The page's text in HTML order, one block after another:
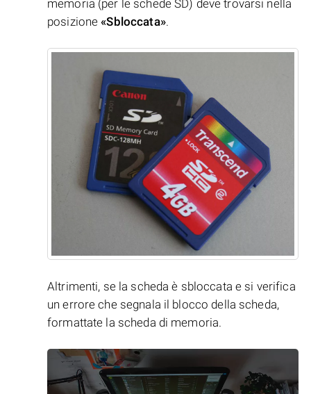
memoria (per le schede SD) deve trovarsi nella
posizione«Sbloccata».
Altrimenti, se la scheda è sbloccata e si verifica
un errore che segnala il blocco della scheda,
formattate la scheda di memoria.